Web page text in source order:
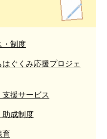
・制度
はぐくみ応援プロジェ
支援サービス
助成制度
育